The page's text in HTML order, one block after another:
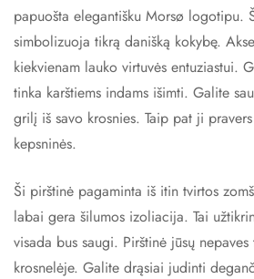
papuošta elegantišku Morsø logotipu.
simbolizuoja tikrą danišką kokybę.
kiekvienam lauko virtuvės entuziastui.
tinka karštiems indams išimti. Galite
grilį iš savo krosnies. Taip pat ji
kepsninės.
Ši pirštinė pagaminta iš itin tvirtos
labai gera šilumos izoliacija. Tai
visada bus saugi. Pirštinė jūsų nepaves
krosnelėje. Galite drąsiai judinti